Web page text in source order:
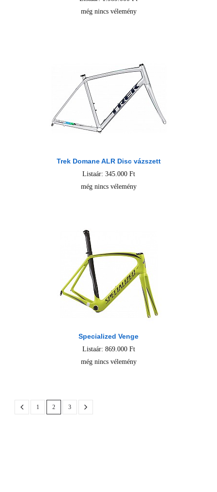
még nincs vélemény
Trek Domane ALR Disc vázszett
Listaár: 345.000 Ft
még nincs vélemény
Specialized Venge
Listaár: 869.000 Ft
még nincs vélemény
1 2 3